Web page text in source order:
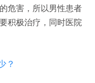
危害，所以男性患者
积极治疗，同时医院
？